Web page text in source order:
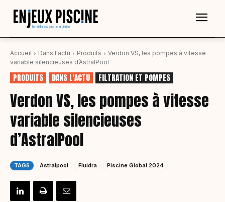
Accueil Dans l'actu Produits
Verdon VS, les pompes à vitesse
variable silencieuses d’AstralPool
PRODUITS DANS L'ACTU FILTRATION ET POMPES
Verdon VS, les pompes à vitesse
variable silencieuses
d’AstralPool
TAGS Astralpool Fluidra Piscine Global 2024